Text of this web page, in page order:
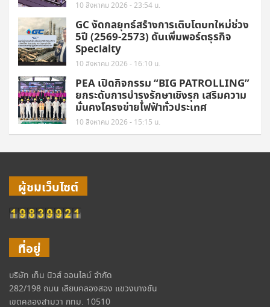
10 สิงหาคม 2026 - 23:54 น.
GC งัดกลยุทธ์สร้างการเติบโตบทใหม่ช่วง
5ปี (2569-2573) ดันเพิ่มพอร์ตธุรกิจ
Specialty
10 สิงหาคม 2026 - 16:10 น.
PEA เปิดกิจกรรม “BIG PATROLLING”
ยกระดับการบำรุงรักษาเชิงรุก เสริมความ
มั่นคงโครงข่ายไฟฟ้าทั่วประเทศ
10 สิงหาคม 2026 - 15:15 น.
ผู้ชมเว็บไซต์
ที่อยู่
บริษัท เท็น นิวส์ ออนไลน์ จำกัด
282/198 ถนน เลียบคลองสอง แขวงบางชัน
เขตคลองสามวา กทม. 10510